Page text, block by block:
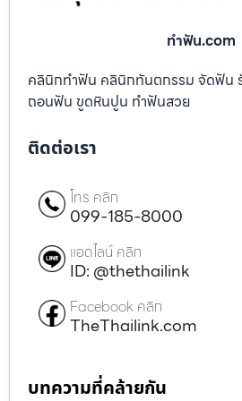
ทําฟัน.com
คลินิกทำฟัน คลินิกทันตกรรม จัดฟัน
ถอนฟัน ขูดหินปูน ทำฟันสวย
ติดต่อเรา
โทร คลิก
099-185-8000
แอดไลน์ คลิก
ID: @thethailink
Facebook คลิก
TheThailink.com
บทความที่คล้ายกัน